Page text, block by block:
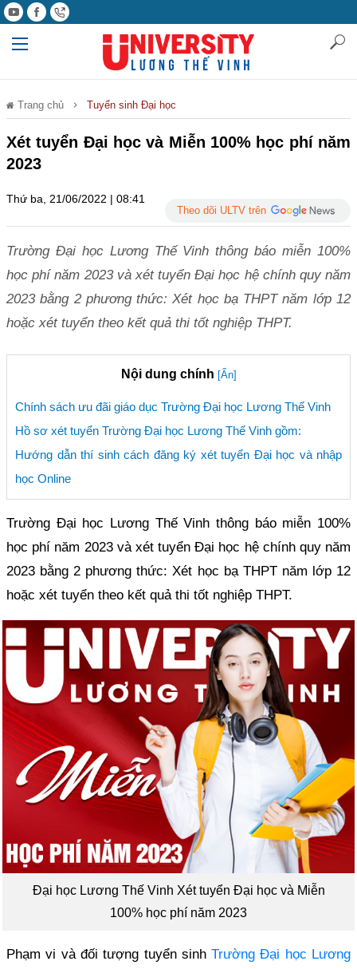
Trang chủ Tuyển sinh Đại học
Xét tuyển Đại học và Miễn 100% học phí năm
2023
Thứ ba, 21/06/2022 | 08:41
Theo dõi ULTV trên
Trường Đại học Lương Thế Vinh thông báo miễn 100%
học phí năm 2023 và xét tuyển Đại học hệ chính quy năm
2023 bằng 2 phương thức: Xét học bạ THPT năm lớp 12
hoặc xét tuyển theo kết quả thi tốt nghiệp THPT.
Nội dung chính [Ẩn]
Chính sách ưu đãi giáo dục Trường Đại học Lương Thế Vinh
Hồ sơ xét tuyển Trường Đại học Lương Thế Vinh gồm:
Hướng dẫn thí sinh cách đăng ký xét tuyển Đại học và nhập
học Online
Trường Đại học Lương Thế Vinh thông báo miễn 100%
học phí năm 2023 và xét tuyển Đại học hệ chính quy năm
2023 bằng 2 phương thức: Xét học bạ THPT năm lớp 12
hoặc xét tuyển theo kết quả thi tốt nghiệp THPT.
Đại học Lương Thế Vinh Xét tuyển Đại học và Miễn
100% học phí năm 2023
Phạm vi và đối tượng tuyển sinhTrường Đại học Lương